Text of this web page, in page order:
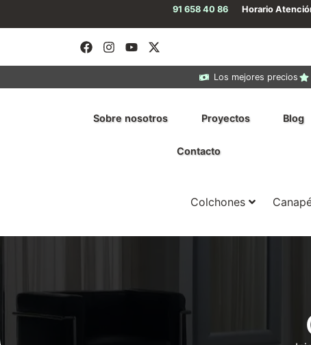
91 658 40 86 Horario
Los mejores precios
Sobre nosotros Proyectos Blog
Contacto
Colchones